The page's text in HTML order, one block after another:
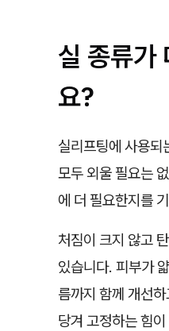
실 종류가
요?
실리프팅에 사용되
모두 외울 필요는
에 더 필요한지를
처짐이 크지 않고
있습니다. 피부가
름까지 함께 개선
당겨 고정하는 힘